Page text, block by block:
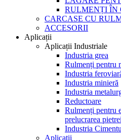
RULMENȚI ÎN
CARCASE CU
ACCESORII
Aplicații
Aplicații Industriale
Industria grea
Rulmenți pentru
Industria
Industria minieră
Industria
Reductoare
Rulmenți pentru
prelucrarea pietrei
Industria
Aplicații